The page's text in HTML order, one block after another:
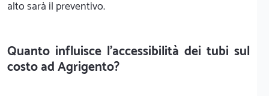
alto sarà il preventivo.
Quanto influisce l'accessibilità dei tubi sul
costo ad Agrigento?